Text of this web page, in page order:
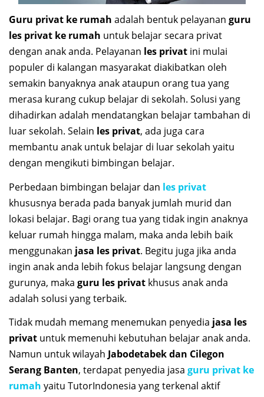
Guru privat ke rumah adalah bentuk pelayanan guru
les privat ke rumah untuk belajar secara privat
dengan anak anda. Pelayanan les privat ini mulai
populer di kalangan masyarakat diakibatkan oleh
semakin banyaknya anak ataupun orang tua yang
merasa kurang cukup belajar di sekolah. Solusi yang
dihadirkan adalah mendatangkan belajar tambahan di
luar sekolah. Selain les privat, ada juga cara
membantu anak untuk belajar di luar sekolah yaitu
dengan mengikuti bimbingan belajar.
Perbedaan bimbingan belajar dan les privat
khususnya berada pada banyak jumlah murid dan
lokasi belajar. Bagi orang tua yang tidak ingin anaknya
keluar rumah hingga malam, maka anda lebih baik
menggunakan jasa les privat. Begitu juga jika anda
ingin anak anda lebih fokus belajar langsung dengan
gurunya, maka guru les privat khusus anak anda
adalah solusi yang terbaik.
Tidak mudah memang menemukan penyedia jasa les
privat untuk memenuhi kebutuhan belajar anak anda.
Namun untuk wilayah Jabodetabek dan Cilegon
Serang Banten, terdapat penyedia jasa guru privat ke
rumah yaitu TutorIndonesia yang terkenal aktif